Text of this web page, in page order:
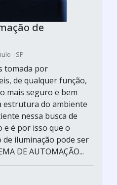
de
- SP
tomada por
de qualquer função,
mais seguro e bem
estrutura do ambiente
nessa busca de
e é por isso que o
iluminação pode ser
DE AUTOMAÇÃO...